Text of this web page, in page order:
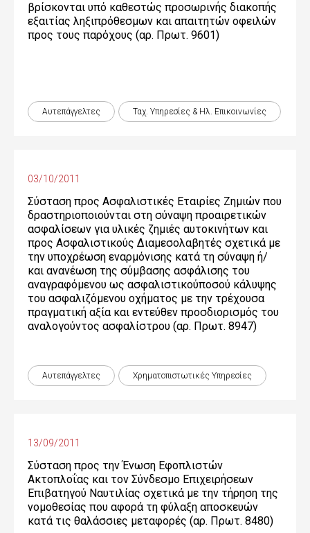
βρίσκονται υπό καθεστώς προσωρινής διακοπής
εξαιτίας ληξιπρόθεσμων και απαιτητών οφειλών
προς τους παρόχους (αρ. Πρωτ. 9601)
Αυτεπάγγελτες Ταχ. Υπηρεσίες & Ηλ. Επικοινωνίες
03/10/2011
Σύσταση προς Ασφαλιστικές Εταιρίες Ζημιών που
δραστηριοποιούνται στη σύναψη προαιρετικών
ασφαλίσεων για υλικές ζημιές αυτοκινήτων και
προς Ασφαλιστικούς Διαμεσολαβητές σχετικά με
την υποχρέωση εναρμόνισης κατά τη σύναψη ή/
και ανανέωση της σύμβασης ασφάλισης του
αναγραφόμενου ως ασφαλιστικούποσού κάλυψης
του ασφαλιζόμενου οχήματος με την τρέχουσα
πραγματική αξία και εντεύθεν προσδιορισμός του
αναλογούντος ασφαλίστρου (αρ. Πρωτ. 8947)
Αυτεπάγγελτες Χρηματοπιστωτικές Yπηρεσίες
13/09/2011
Σύσταση προς την Ένωση Εφοπλιστών
Ακτοπλοΐας και τον Σύνδεσμο Επιχειρήσεων
Επιβατηγού Ναυτιλίας σχετικά με την τήρηση της
νομοθεσίας που αφορά τη φύλαξη αποσκευών
κατά τις θαλάσσιες μεταφορές (αρ. Πρωτ. 8480)